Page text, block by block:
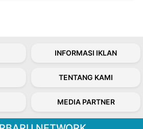
INFORMASI IKLAN
TENTANG KAMI
MEDIA PARTNER